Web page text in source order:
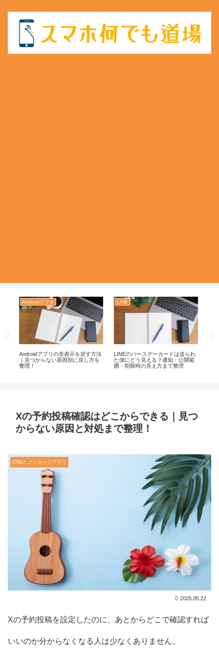
Androidスマホ
Androidアプリの非表示を戻す方法
｜見つからない原因別に戻し方を
整理！
LINE
LINEのバースデーカードは送られ
た側にどう見える？通知・公開範
囲・削除時の見え方まで整理
Xの予約投稿確認はどこからできる｜見つ
からない原因と対処まで整理！
SNSとメッセージアプリ
2026.05.22
Xの予約投稿を設定したのに、あとからどこで確認すれば
いいのか分からなくなる人は少なくありません。